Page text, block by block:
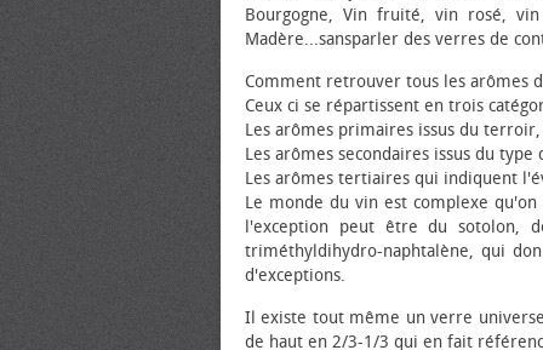
Bourgogne, Vin fruité, vin rosé,
Madère...sansparler des verres de
Comment retrouver tous les arômes
Ceux ci se répartissent en trois
Les arômes primaires issus du
Les arômes secondaires issus du
Les arômes tertiaires qui indiquent
Le monde du vin est complexe
l'exception peut être du sotolon,
triméthyldihydro-naphtalène, qui
d'exceptions.
Il existe tout même un verre
de haut en 2/3-1/3 qui en fait